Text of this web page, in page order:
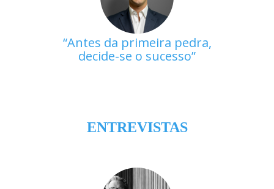
Antes da primeira pedra,
decide-se o sucesso
ENTREVISTAS